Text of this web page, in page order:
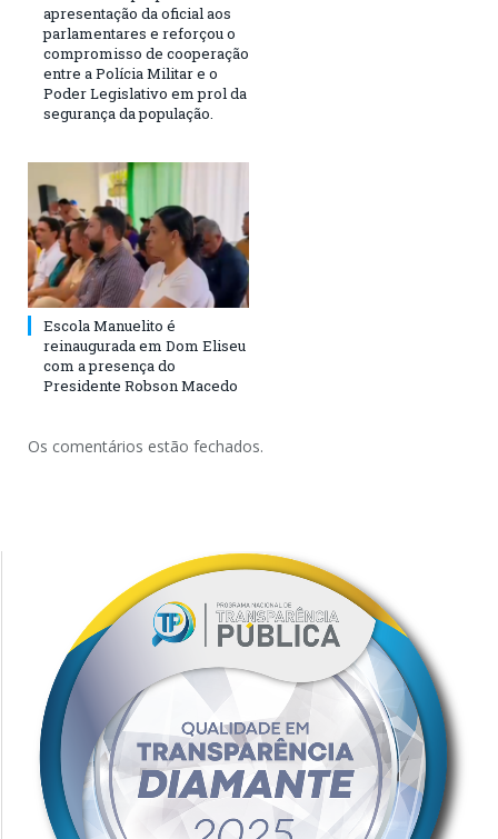
apresentação da oficial aos
parlamentares e reforçou o
compromisso de cooperação
entre a Polícia Militar e o
Poder Legislativo em prol da
segurança da população.
Escola Manuelito é
reinaugurada em Dom Eliseu
com a presença do
Presidente Robson Macedo
Os comentários estão fechados.